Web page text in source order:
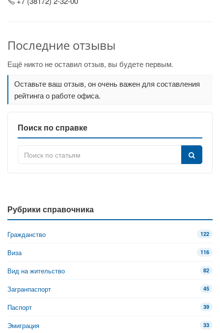
Последние отзывы
Ещё никто не оставил отзыв, вы будете первым.
Оставьте ваш отзыв, он очень важен для составления
рейтинга о работе офиса.
Поиск по справке
Рубрики справочника
Гражданство 122
Виза 116
Вид на жительство 82
Загранпаспорт 45
Паспорт 39
Эмиграция 33